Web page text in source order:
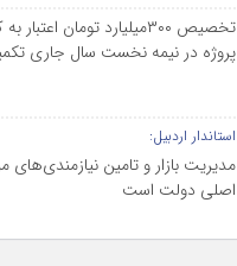
تخصیص ۳۰۰میلیارد تومان
پروژه در نیمه نخست سال جاری
استاندار اردبیل:
مدیریت بازار و تامین نیازمندی‌های
اصلی دولت است